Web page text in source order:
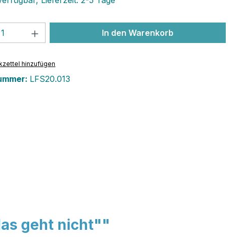
Anzahl: Gib den gewünschten Wert
In den Warenkorb
hinzufügen
LFS20.013
geht nicht""